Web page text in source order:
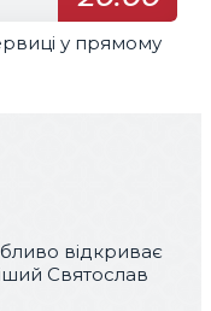
у прямому
відкриває
Святослав